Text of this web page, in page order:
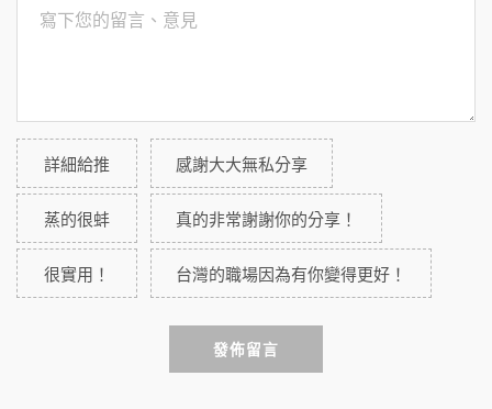
詳細給推 感謝大大無私分享
蒸的很蚌 真的非常謝謝你的分享！
很實用！ 台灣的職場因為有你變得更好！
發佈留言